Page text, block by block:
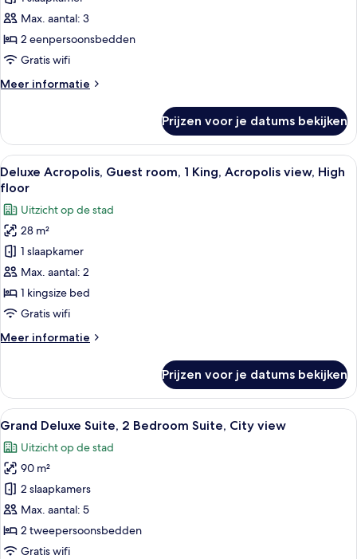
Guest
room,
2
Acropolis
Max. aantal: 3
2 eenpersoonsbedden
Gratis wifi
Meer informatie
Meer
Acropolis,
Guest
room,
2
Acropolis
view
Prijzen voor je datums bekijken
Alle
foto's
voor
Deluxe
Acropolis,
Guest
room,
1
King,
view,
laden
Een hotelkamer met een groot bed,
5
Deluxe Acropolis, Guest room, 1 King, Acropolis view, High
floor
Uitzicht op de stad
28 m²
1 slaapkamer
Max. aantal: 2
1 kingsize bed
Gratis wifi
Meer informatie
Meer
Acropolis,
Guest
room,
King,
Acropolis
view,
High
floor
Prijzen voor je datums bekijken
Alle
foto's
voor
Grand
Deluxe
Suite,
2
Bedroom
Een hotelkamer met een bed, twee
7
Grand Deluxe Suite, 2 Bedroom Suite, City view
Uitzicht op de stad
90 m²
2 slaapkamers
Max. aantal: 5
2 tweepersoonsbedden
Gratis wifi